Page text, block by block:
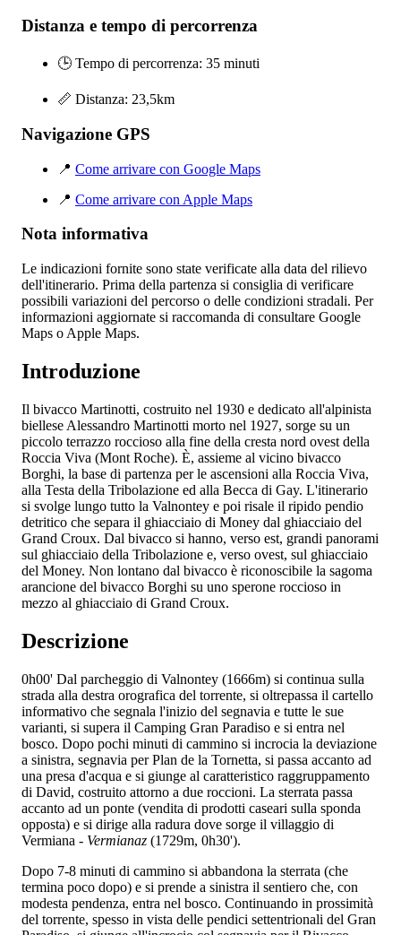
Distanza e tempo di percorrenza
🕒 Tempo di percorrenza: 35 minuti
📏 Distanza: 23,5km
Navigazione GPS
📍 Come arrivare con Google Maps
📍 Come arrivare con Apple Maps
Nota informativa
Le indicazioni fornite sono state verificate alla data del rilievo
dell'itinerario. Prima della partenza si consiglia di verificare
possibili variazioni del percorso o delle condizioni stradali. Per
informazioni aggiornate si raccomanda di consultare Google
Maps o Apple Maps.
Introduzione
Il bivacco Martinotti, costruito nel 1930 e dedicato all'alpinista
biellese Alessandro Martinotti morto nel 1927, sorge su un
piccolo terrazzo roccioso alla fine della cresta nord ovest della
Roccia Viva (Mont Roche). È, assieme al vicino bivacco
Borghi, la base di partenza per le ascensioni alla Roccia Viva,
alla Testa della Tribolazione ed alla Becca di Gay. L'itinerario
si svolge lungo tutto la Valnontey e poi risale il ripido pendio
detritico che separa il ghiacciaio di Money dal ghiacciaio del
Grand Croux. Dal bivacco si hanno, verso est, grandi panorami
sul ghiacciaio della Tribolazione e, verso ovest, sul ghiacciaio
del Money. Non lontano dal bivacco è riconoscibile la sagoma
arancione del bivacco Borghi su uno sperone roccioso in
mezzo al ghiacciaio di Grand Croux.
Descrizione
0h00' Dal parcheggio di Valnontey (1666m) si continua sulla
strada alla destra orografica del torrente, si oltrepassa il cartello
informativo che segnala l'inizio del segnavia e tutte le sue
varianti, si supera il Camping Gran Paradiso e si entra nel
bosco. Dopo pochi minuti di cammino si incrocia la deviazione
a sinistra, segnavia per Plan de la Tornetta, si passa accanto ad
una presa d'acqua e si giunge al caratteristico raggruppamento
di David, costruito attorno a due roccioni. La sterrata passa
accanto ad un ponte (vendita di prodotti caseari sulla sponda
opposta) e si dirige alla radura dove sorge il villaggio di
Vermiana - Vermianaz (1729m, 0h30').
Dopo 7-8 minuti di cammino si abbandona la sterrata (che
termina poco dopo) e si prende a sinistra il sentiero che, con
modesta pendenza, entra nel bosco. Continuando in prossimità
del torrente, spesso in vista delle pendici settentrionali del Gran